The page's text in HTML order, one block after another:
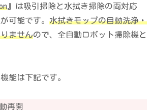
』は吸引掃除と水拭き掃除の両対応
可能です。 水拭きモップの自動洗浄・
ませんので、全自動ロボット掃除機と
能は下記です。
再開